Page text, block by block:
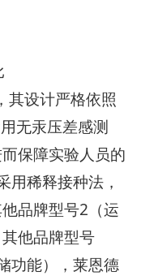
其设计严格依照
无汞压差感测
保障实验人员的
用稀释接种法，
品牌型号2（运
他品牌型号
功能），莱恩德